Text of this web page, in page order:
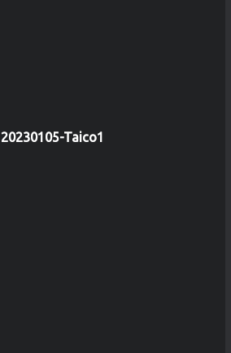
20230105-Taico1